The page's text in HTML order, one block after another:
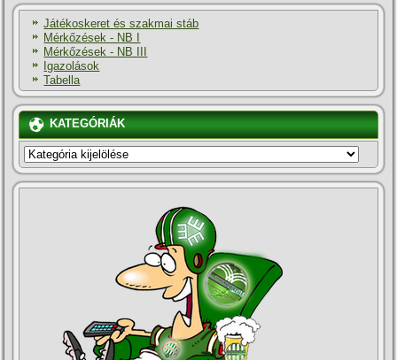
Játékoskeret és szakmai stáb
Mérkőzések - NB I
Mérkőzések - NB III
Igazolások
Tabella
KATEGÓRIÁK
KATEGÓRIÁK